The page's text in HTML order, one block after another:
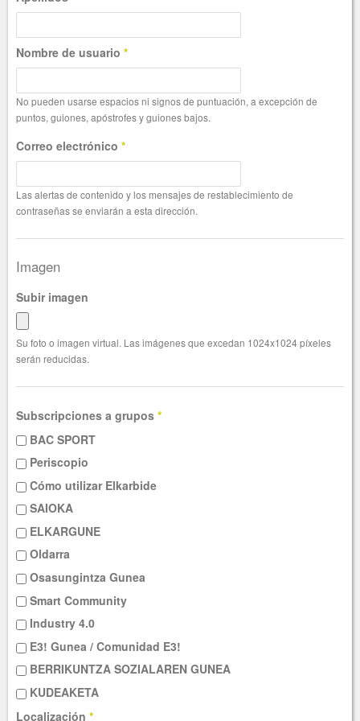
Nombre de usuario *
No pueden usarse espacios ni signos de puntuación, a excepción de
puntos, guiones, apóstrofes y guiones bajos.
Correo electrónico *
Las alertas de contenido y los mensajes de restablecimiento de
contraseñas se enviarán a esta dirección.
Imagen
Subir imagen
Su foto o imagen virtual. Las imágenes que excedan 1024x1024 píxeles
serán reducidas.
Subscripciones a grupos *
BAC SPORT
Periscopio
Cómo utilizar Elkarbide
SAIOKA
ELKARGUNE
Oldarra
Osasungintza Gunea
Smart Community
Industry 4.0
E3! Gunea / Comunidad E3!
BERRIKUNTZA SOZIALAREN GUNEA
KUDEAKETA
Localización *